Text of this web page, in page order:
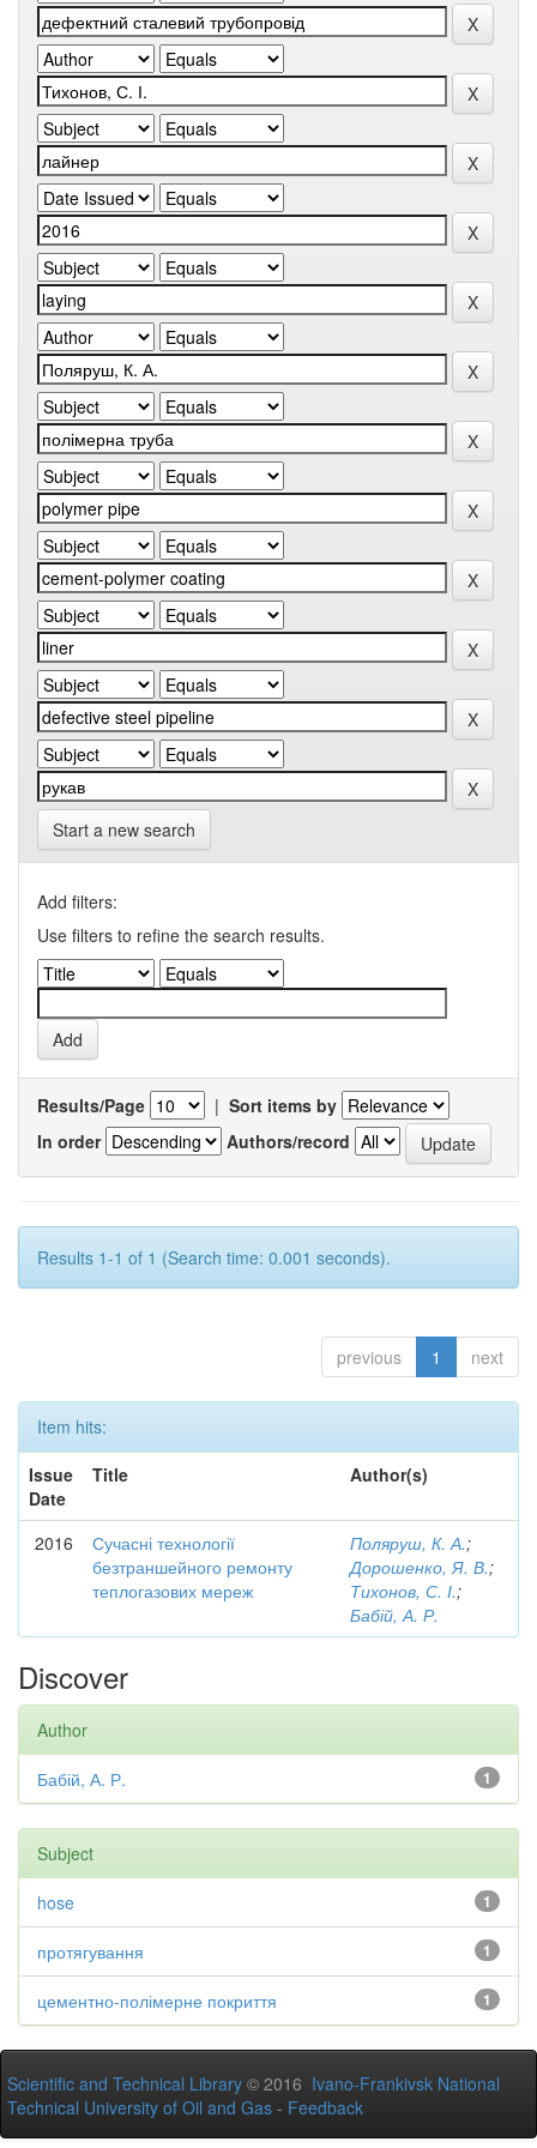
Start a new search
Add filters:
Use filters to refine the search results.
Results/Page | Sort items by
In order
Authors/record
Results 1-1 of 1 (Search time: 0.001 seconds).
previous 1 next
Item hits:
Issue
Date
Title Author(s)
2016
Сучасні технології
безтраншейного ремонту
теплогазових мереж
Поляруш, К. А.;
Дорошенко, Я. В.;
Тихонов, С. І.;
Бабій, А. Р.
Discover
Author
1
Бабій, А. Р.
Subject
1
hose
1
протягування
1
цементно-полімерне покриття
Scientific and Technical Library © 2016 Ivano-Frankivsk National
Technical University of Oil and Gas - Feedback